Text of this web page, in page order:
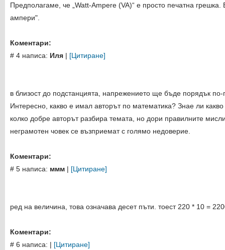
Предполагаме, че „Watt-Ampere (VA)“ е просто печатна
ампери".
Коментари:
# 4 написа: Иля | [Цитиране]
в близост до подстанцията, напрежението ще бъде порядък
Интересно, какво е имал авторът по математика? Знае ли
колко добре авторът разбира темата, но дори правилните
неграмотен човек се възприемат с голямо недоверие.
Коментари:
# 5 написа: ммм | [Цитиране]
ред на величина, това означава десет пъти. тоест 220 * 10 =
Коментари:
# 6 написа: | [Цитиране]